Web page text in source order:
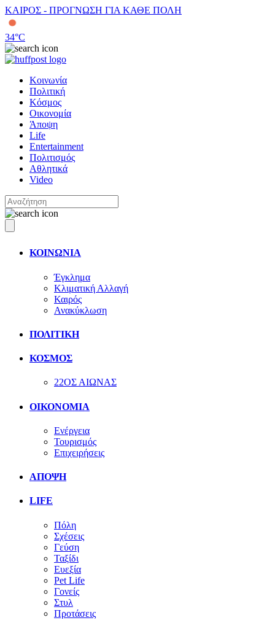
ΚΑΙΡΟΣ - ΠΡΟΓΝΩΣΗ ΓΙΑ ΚΑΘΕ ΠΟΛΗ
34°C
Κοινωνία
Πολιτική
Κόσμος
Οικονομία
Άποψη
Life
Entertainment
Πολιτισμός
Αθλητικά
Video
ΚΟΙΝΩΝΙΑ
Έγκλημα
Κλιματική Αλλαγή
Καιρός
Ανακύκλωση
ΠΟΛΙΤΙΚΗ
ΚΟΣΜΟΣ
22ΟΣ ΑΙΩΝΑΣ
ΟΙΚΟΝΟΜΙΑ
Ενέργεια
Τουρισμός
Επιχειρήσεις
ΑΠΟΨΗ
LIFE
Πόλη
Σχέσεις
Γεύση
Ταξίδι
Ευεξία
Pet Life
Γονείς
Στυλ
Προτάσεις